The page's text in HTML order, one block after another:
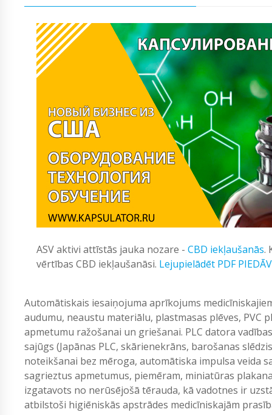
ASV aktivi attīstās jauka nozare - CBD iekļaušanās.
vērtības CBD iekļaušanāsi. Lejupielādēt PDF
Automātiskais iesaiņojuma aprīkojums
audumu, neaustu materiālu, plastmasas plēves, PVC
apmetumu ražošanai un griešanai. PLC datora
sajūgs (Japānas PLC, skārienekrāns, barošanas
noteikšanai bez mēroga, automātiska impulsa veida
sagrieztus apmetumus, piemēram, miniatūras
izgatavots no nerūsējošā tērauda, ​​kā vadotnes ir
atbilstoši higiēniskās apstrādes medicīniskajām